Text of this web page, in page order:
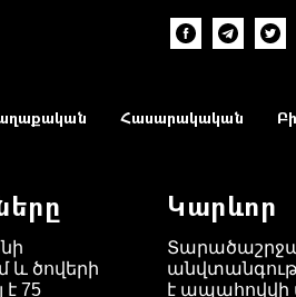
Հասարակական
և ծովերի
75
Կարևոր
է ապահովվի